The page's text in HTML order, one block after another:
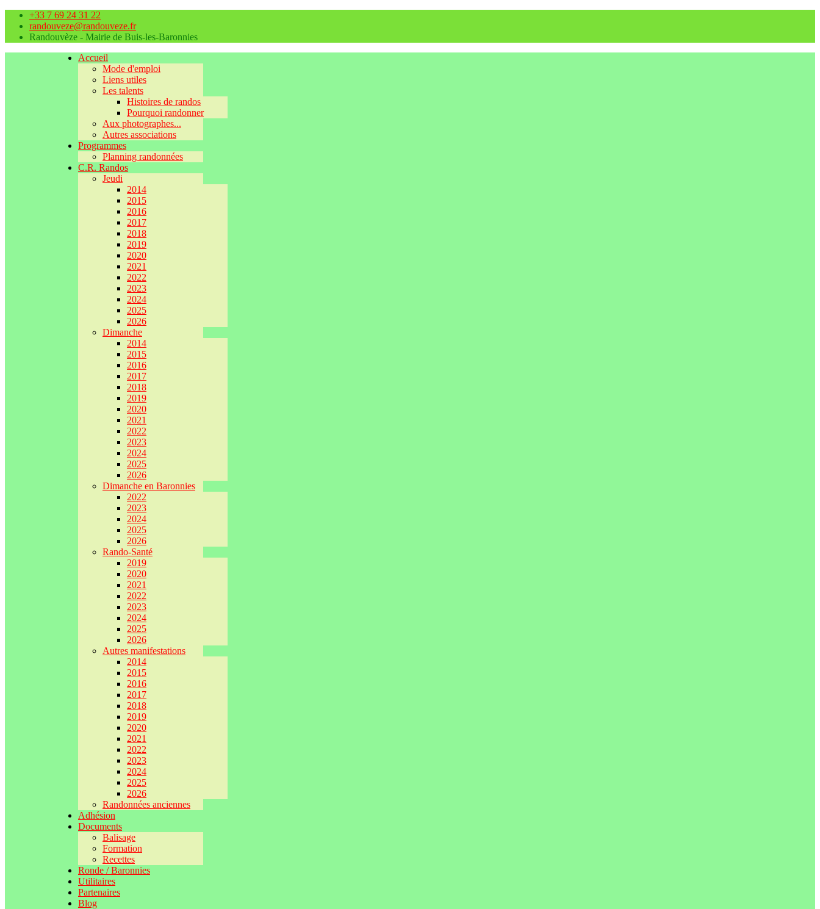
+33 7 69 24 31 22
randouveze@randouveze.fr
Randouvèze - Mairie de Buis-les-Baronnies
Accueil
Mode d'emploi
Liens utiles
Les talents
Histoires de randos
Pourquoi randonner
Aux photographes...
Autres associations
Programmes
Planning randonnées
C.R. Randos
Jeudi
2014
2015
2016
2017
2018
2019
2020
2021
2022
2023
2024
2025
2026
Dimanche
2014
2015
2016
2017
2018
2019
2020
2021
2022
2023
2024
2025
2026
Dimanche en Baronnies
2022
2023
2024
2025
2026
Rando-Santé
2019
2020
2021
2022
2023
2024
2025
2026
Autres manifestations
2014
2015
2016
2017
2018
2019
2020
2021
2022
2023
2024
2025
2026
Randonnées anciennes
Adhésion
Documents
Balisage
Formation
Recettes
Ronde / Baronnies
Utilitaires
Partenaires
Blog